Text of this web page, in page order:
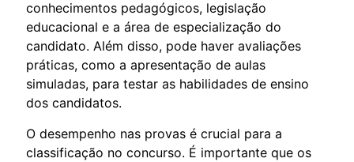
conhecimentos pedagógicos, legislação
educacional e a área de especialização do
candidato. Além disso, pode haver avaliações
práticas, como a apresentação de aulas
simuladas, para testar as habilidades de ensino
dos candidatos.
O desempenho nas provas é crucial para a
classificação no concurso. É importante que os